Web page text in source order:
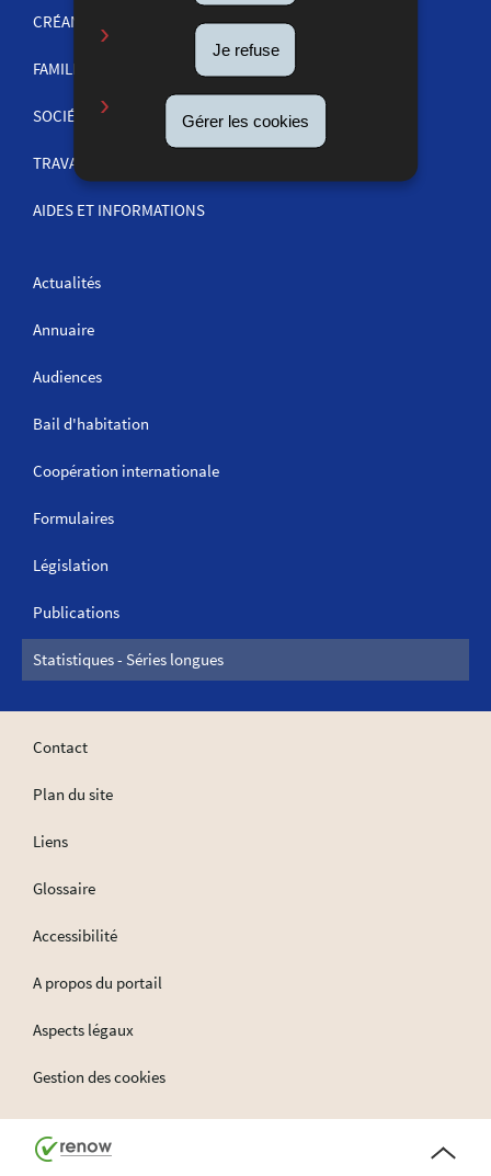
Je refuse
Gérer les cookies
CRÉANCES
FAMILLE
SOCIÉTÉS ET COMMERCE
TRAVAIL
AIDES ET INFORMATIONS
Actualités
Annuaire
Audiences
Bail d'habitation
Coopération internationale
Formulaires
Législation
Publications
Statistiques - Séries longues
Contact
Plan du site
Liens
Glossaire
Accessibilité
A propos du portail
Aspects légaux
Gestion des cookies
de